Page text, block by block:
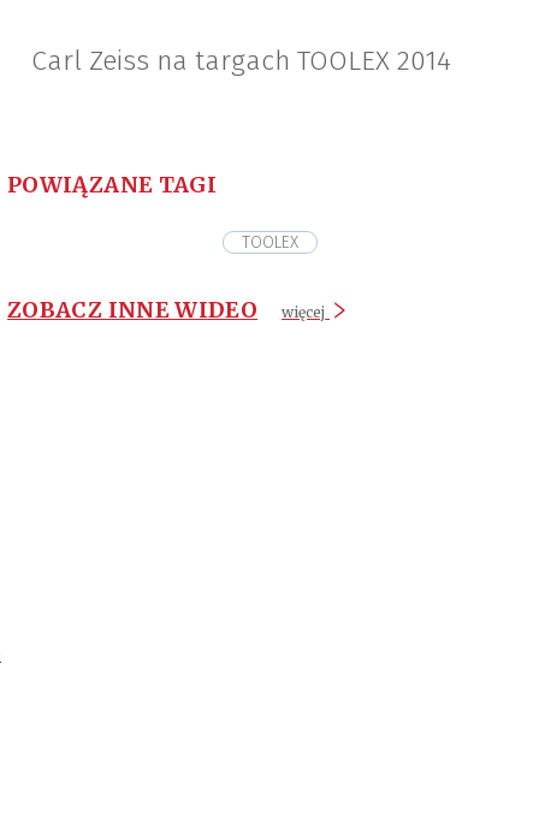
Carl Zeiss na targach TOOLEX 2014
POWIĄZANE TAGI
TOOLEX
ZOBACZ INNE WIDEO więcej